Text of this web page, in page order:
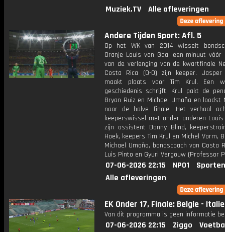
Muziek.TV
Alle afleveringen
Andere Tijden Sport: Afl. 5
Op het WK van 2014 wisselt
Oranje Louis van Gaal een minuut vóór
van de verlenging van de kwartfinale
Costa Rica (0-0) zijn keeper. Jasper
maakt plaats voor Tim Krul. Een
geschiedenis schrijft. Krul pakt de
Bryan Ruiz en Michael Umaña en loodst
naar de halve finale. Het verhaal
keeperswissel met onder anderen Louis
zijn assistent Danny Blind,
Hoek, keepers Tim Krul en Michel Vorm,
Michael Umaña, bondscoach van Costa
Luis Pinto en Gyuri Vergouw (Professor
07-06-2026 22:15 NPO1
Alle afleveringen
EK Onder 17, Finale: Belgie - Italie
Van dit programma is geen informatie
07-06-2026 22:15 Ziggo